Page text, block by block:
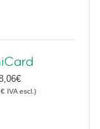
IVA escl. )